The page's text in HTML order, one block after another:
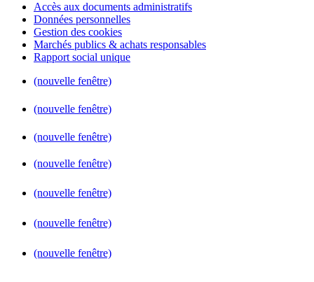
Accès aux documents administratifs
Données personnelles
Gestion des cookies
Marchés publics & achats responsables
Rapport social unique
(nouvelle fenêtre)
(nouvelle fenêtre)
(nouvelle fenêtre)
(nouvelle fenêtre)
(nouvelle fenêtre)
(nouvelle fenêtre)
(nouvelle fenêtre)